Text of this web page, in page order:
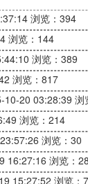
化、东方航
、大全新能
院线、乐居
科技、网络
杭州创立。
公司的业务
浏览：394
浏览：144
浏览：389
浏览：817
10-20 03:28:39 浏
浏览：214
浏览：30
16:27:16 浏览：
15:27:52 浏览：